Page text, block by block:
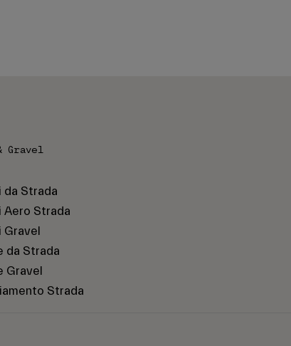
Gravel
da Strada
Aero Strada
Gravel
da Strada
Gravel
Strada